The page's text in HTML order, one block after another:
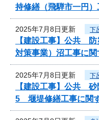
持修繕（飛騨市一円
2025年7月8日更新 下
【建設工事】公共
対策事業）沼工事に
2025年7月8日更新 下
【建設工事】公共
5 堰堤修繕工事に関